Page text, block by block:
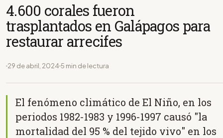
4.600 corales fueron
trasplantados en Galápagos para
restaurar arrecifes
29 de abril, 2024 5 min de lectura
El fenómeno climático de El Niño, en los
periodos 1982-1983 y 1996-1997 causó "la
mortalidad del 95 % del tejido vivo" en los